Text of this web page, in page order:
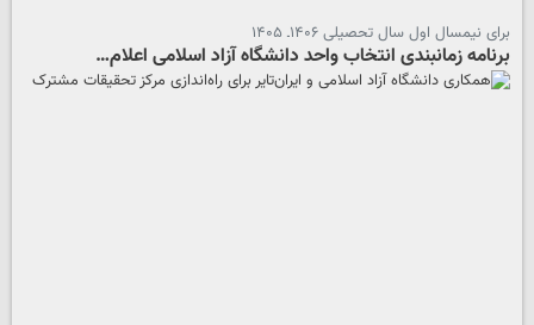
برای نیمسال اول سال تحصیلی ۱۴۰۶ـ ۱۴۰۵
برنامه زمانبندی انتخاب واحد دانشگاه آزاد اسلامی اعلام…